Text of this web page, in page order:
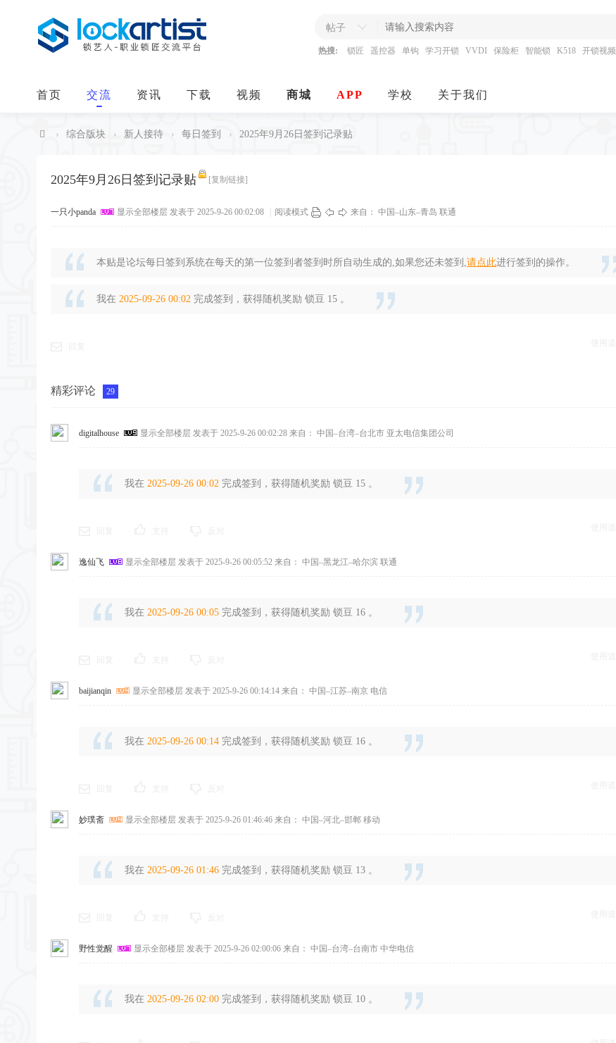
帖子
热搜: 锁匠 遥控器 单钩 学习开锁 VVDI 保险柜 智能锁 K518 开锁视频
首页 交流 资讯 下载 视频 商城 APP 学校 关于我们
› 综合版块 › 新人接待 › 每日签到 › 2025年9月26日签到记录贴
2025年9月26日签到记录贴 [复制链接]
一只小panda 显示全部楼层 发表于 2025-9-26 00:02:08 阅读模式 来自： 中国–山东–青岛 联通
本贴是论坛每日签到系统在每天的第一位签到者签到时所自动生成的,如果您还未签到,请点此进行签到的操作。
我在 2025-09-26 00:02 完成签到，获得随机奖励 锁豆 15 。
精彩评论 29
digitalhouse 显示全部楼层 发表于 2025-9-26 00:02:28 来自： 中国–台湾–台北市 亚太电信集团公司
我在 2025-09-26 00:02 完成签到，获得随机奖励 锁豆 15 。
逸仙飞 显示全部楼层 发表于 2025-9-26 00:05:52 来自： 中国–黑龙江–哈尔滨 联通
我在 2025-09-26 00:05 完成签到，获得随机奖励 锁豆 16 。
baijianqin 显示全部楼层 发表于 2025-9-26 00:14:14 来自： 中国–江苏–南京 电信
我在 2025-09-26 00:14 完成签到，获得随机奖励 锁豆 16 。
妙璞斋 显示全部楼层 发表于 2025-9-26 01:46:46 来自： 中国–河北–邯郸 移动
我在 2025-09-26 01:46 完成签到，获得随机奖励 锁豆 13 。
野性觉醒 显示全部楼层 发表于 2025-9-26 02:00:06 来自： 中国–台湾–台南市 中华电信
我在 2025-09-26 02:00 完成签到，获得随机奖励 锁豆 10 。